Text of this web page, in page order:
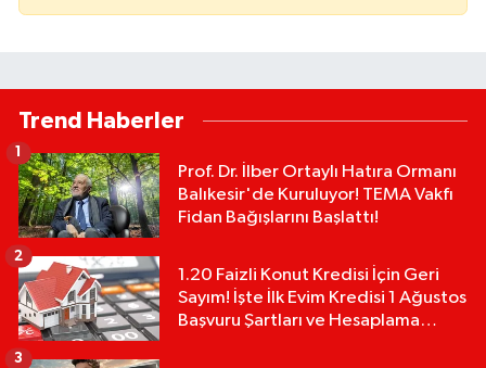
Trend Haberler
Prof. Dr. İlber Ortaylı Hatıra Ormanı
Balıkesir'de Kuruluyor! TEMA Vakfı
Fidan Bağışlarını Başlattı!
1
1.20 Faizli Konut Kredisi İçin Geri
Sayım! İşte İlk Evim Kredisi 1 Ağustos
Başvuru Şartları ve Hesaplama
2
3